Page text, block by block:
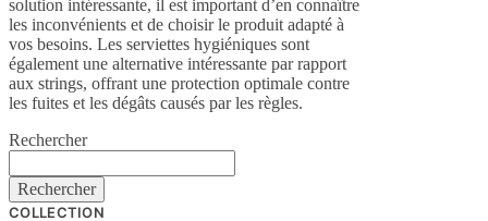
solution intéressante, il est important d’en connaître
les inconvénients et de choisir le produit adapté à
vos besoins. Les serviettes hygiéniques sont
également une alternative intéressante par rapport
aux strings, offrant une protection optimale contre
les fuites et les dégâts causés par les règles.
Rechercher
Rechercher
COLLECTION